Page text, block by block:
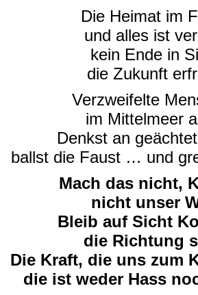
Die Heimat im
und alles ist
kein Ende in
die Zukunft
Verzweifelte
im Mittelmeer
Denkst an
ballst die Faust … und
Mach das nicht,
nicht unser
Bleib auf Sicht
die Richtung
Die Kraft, die uns zum
die ist weder Hass